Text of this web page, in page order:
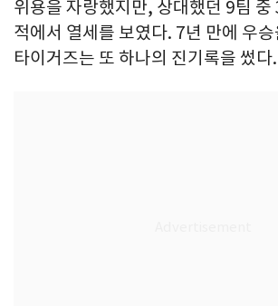
위용을 자랑했지만, 상대했던 9팀 중
적에서 열세를 보였다. 7년 만에 우
타이거즈는 또 하나의 진기록을 썼다.